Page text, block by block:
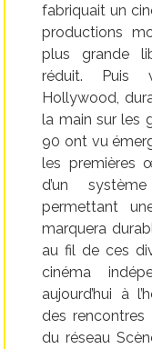
fabriquait un
productions
plus grande
réduit. Puis
Hollywood,
la main sur les
90 ont vu
les premières
d’un
permettant
marquera
au fil de ces
cinéma
aujourd’hui à
des rencontres
du réseau